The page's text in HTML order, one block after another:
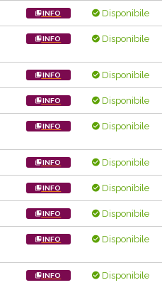
INFO Disponibile
INFO Disponibile
INFO Disponibile
INFO Disponibile
INFO Disponibile
INFO Disponibile
INFO Disponibile
INFO Disponibile
INFO Disponibile
INFO Disponibile